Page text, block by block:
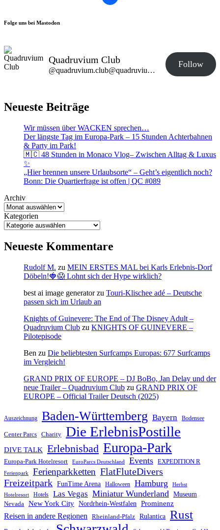
Folge uns bei Mastodon
Quadruvium Club
@quadruvium.club@quadruvium.club
Follow
Neueste Beiträge
Wir müssen über WACKEN sprechen…
Der längste Tag im Europa-Park – 15 Stunden Achterbahnen
& Party im Park!
🇲🇨 48 Stunden in Monaco Vlog– Zwischen Alltag & Luxus
✨
„Hier brennen unsere Urlaubsorte“ – Geht’s eigentlich noch?
Bonn: Die Quartierfrage ist offen | QC #089
Archiv
Kategorien
Neueste Kommentare
Rudolf M. zu MEIN ERSTES MAL bei Karls Erlebnis-Dorf
Döbeln!🍓😱 Lohnt sich der Hype wirklich?
best ai image generatorzu Touri-Klischee adé – Deutsche
passen sich im Urlaub an
Knights of Guinevere: The End of The Disney Adult –
Quadruvium Club zu KNIGHTS OF GUINEVERE –
Pilotepisode
Ben zu Die beliebtesten Surfcamps Europas: 677 Surfcamps
im Vergleich!
GRAND PRIX OF EUROPE – DJ BoBo, Jan Delay und der
neue Trailer – Quadruvium Club zu GRAND PRIX OF
EUROPE – Official Trailer Deutsch (2025)
Auszeichnung Baden-Württemberg Bayern Bodensee
Center Parcs Charity Die ErlebnisPostille
DIVE TALK Erlebnisbad Europa-Park
Europa-Park Hotelresort EuroParcs Deutschland Events EXPEDITION R
Ferienpark Ferienparkketten FlatFluteDivers
Freizeitpark FunTime Arena Halloween Hamburg Herbst
Hotelresort Hotels Las Vegas Miniatur Wunderland Museum
Nevada New York City Nordrhein-Westfalen
Prominenz
Reisen in andere Regionen
Rheinland-Pfalz Rulantica Rust